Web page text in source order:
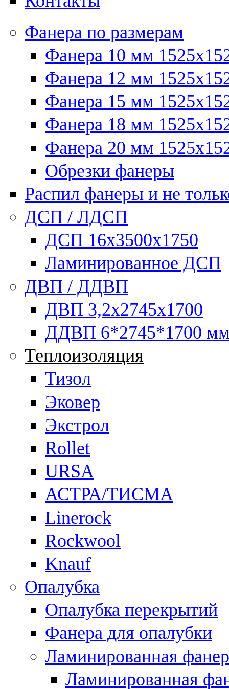
Фанера по размерам
Фанера 10 мм
Фанера 12 мм
Фанера 15 мм
Фанера 18 мм
Фанера 20 мм
Обрезки фанеры
Распил фанеры и не
ДСП / ЛДСП
ДСП 16х3500х1750
Ламинированное ДСП
ДВП / ДДВП
ДВП 3,2х2745х1700
ДДВП 6*2745*1700
Теплоизоляция
Тизол
Эковер
Экстрол
Rollet
URSA
АСТРА/ТИСМА
Linerock
Rockwool
Knauf
Опалубка
Опалубка перекрытий
Фанера для опалубки
Ламинированная
Ламинированная